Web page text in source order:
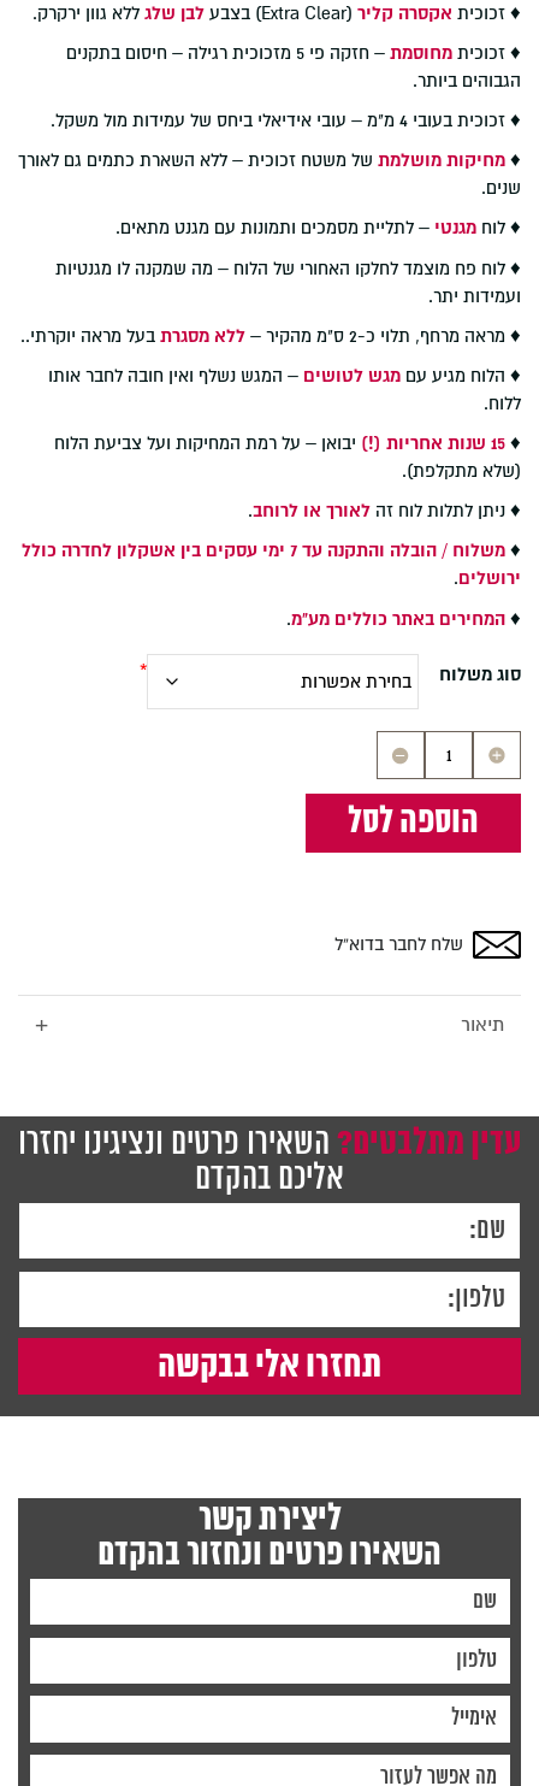
♦ זכוכית אקסרה קליר (Extra Clear) בצבע לבן שלג ללא גוון ירקרק.
♦ זכוכית מחוסמת
– חזקה פי 5 מזכוכית רגילה – חיסום בתקנים
הגבוהים ביותר.
♦ זכוכית בעובי 4 מ"מ – עובי אידיאלי ביחס של עמידות מול משקל.
♦ מחיקות מושלמת של משטח זכוכית – ללא השארת כתמים גם לאורך
שנים.
♦ לוח מגנטי – לתליית מסמכים ותמונות עם מגנט מתאים.
♦ לוח פח מוצמד לחלקו האחורי של הלוח – מה שמקנה לו מגנטיות
ועמידות יתר.
♦ מראה מרחף, תלוי כ-2 ס"מ מהקיר –
ללא מסגרת בעל מראה יוקרתי..
♦ הלוח מגיע עם מגש לטושים – המגש נשלף ואין חובה לחבר אותו
ללוח.
♦ 15 שנות אחריות (!)
יבואן – על רמת המחיקות ועל צביעת הלוח
(שלא מתקלפת).
♦ ניתן לתלות לוח זה לאורך או לרוחב.
♦
משלוח / הובלה והתקנה עד 7 ימי עסקים בין אשקלון לחדרה כולל
ירושלים.
♦ המחירים באתר כוללים מע"מ.
סוג משלוח
כמות
לוח
זכוכית
מחיק
לבן
ס''מ
הוספה לסל
שלח לחבר בדוא”ל
תיאור +
עדין מתלבטים? השאירו פרטים ונציגינו יחזרו
אליכם בהקדם
ליצירת קשר
השאירו פרטים ונחזור בהקדם